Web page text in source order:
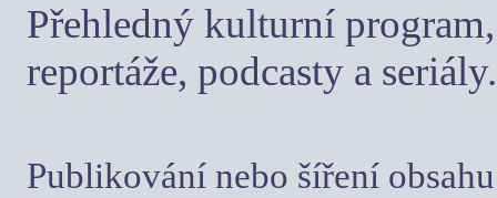
Přehledný kulturní
reportáže, podcasty a seriály.
Publikování nebo šíření